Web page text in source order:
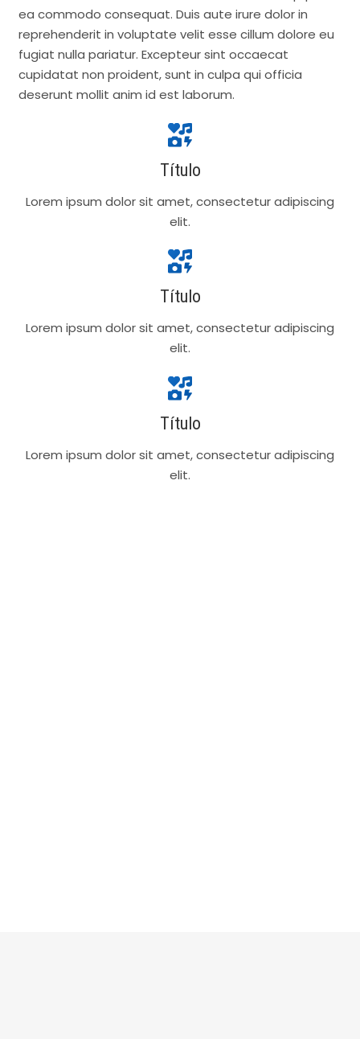
ea commodo consequat. Duis aute irure dolor in
reprehenderit in voluptate velit esse cillum dolore eu
fugiat nulla pariatur. Excepteur sint occaecat
cupidatat non proident, sunt in culpa qui officia
deserunt mollit anim id est laborum.
Título
Lorem ipsum dolor sit amet, consectetur adipiscing
elit.
Título
Lorem ipsum dolor sit amet, consectetur adipiscing
elit.
Título
Lorem ipsum dolor sit amet, consectetur adipiscing
elit.